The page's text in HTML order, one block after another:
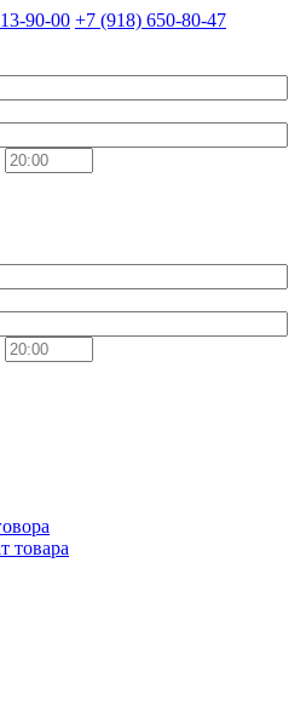
90-00 +7 (918) 650-80-47
товара